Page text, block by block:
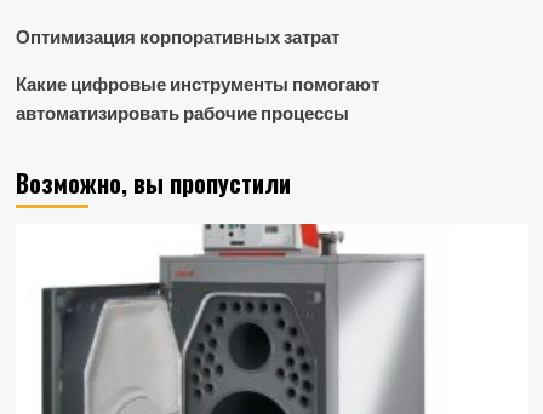
Оптимизация корпоративных затрат
Какие цифровые инструменты помогают
автоматизировать рабочие процессы
Возможно, вы пропустили